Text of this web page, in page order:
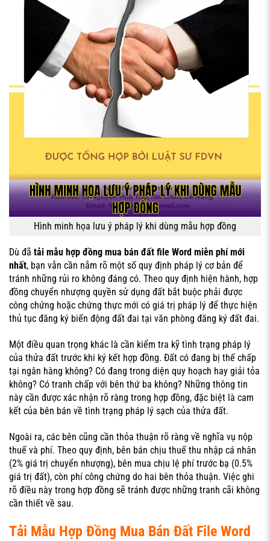
Hình minh họa lưu ý pháp lý khi dùng mẫu hợp đồng
Dù đã tải mẫu hợp đồng mua bán đất file Word miễn phí mới
nhất, bạn vẫn cần nắm rõ một số quy định pháp lý cơ bản để
tránh những rủi ro không đáng có. Theo quy định hiện hành, hợp
đồng chuyển nhượng quyền sử dụng đất bắt buộc phải được
công chứng hoặc chứng thực mới có giá trị pháp lý để thực hiện
thủ tục đăng ký biến động đất đai tại văn phòng đăng ký đất đai.
Một điều quan trọng khác là cần kiểm tra kỹ tình trạng pháp lý
của thửa đất trước khi ký kết hợp đồng. Đất có đang bị thế chấp
tại ngân hàng không? Có đang trong diện quy hoạch hay giải tỏa
không? Có tranh chấp với bên thứ ba không? Những thông tin
này cần được xác nhận rõ ràng trong hợp đồng, đặc biệt là cam
kết của bên bán về tình trạng pháp lý sạch của thửa đất.
Ngoài ra, các bên cũng cần thỏa thuận rõ ràng về nghĩa vụ nộp
thuế và phí. Theo quy định, bên bán chịu thuế thu nhập cá nhân
(2% giá trị chuyển nhượng), bên mua chịu lệ phí trước bạ (0.5%
giá trị đất), còn phí công chứng do hai bên thỏa thuận. Việc ghi
rõ điều này trong hợp đồng sẽ tránh được những tranh cãi không
cần thiết về sau.
Tải Mẫu Hợp Đồng Mua Bán Đất File Word